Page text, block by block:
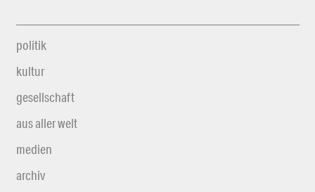
politik
kultur
gesellschaft
aus aller welt
medien
archiv